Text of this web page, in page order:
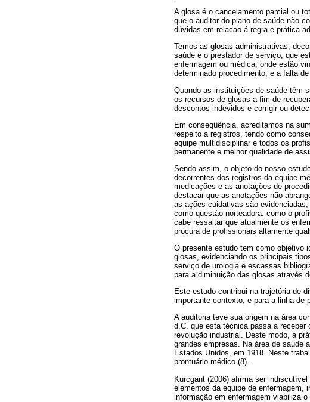
A glosa é o cancelamento parcial ou
que o auditor do plano de saúde não
dúvidas em relacao á regra e prática
Temos as glosas administrativas,
saúde e o prestador de serviço, que
enfermagem ou médica, onde estão
determinado procedimento, e a falta
Quando as instituições de saúde têm
os recursos de glosas a fim de
descontos indevidos e corrigir ou
Em conseqüência, acreditamos na
respeito a registros, tendo como
equipe multidisciplinar e todos os
permanente e melhor qualidade de
Sendo assim, o objeto do nosso
decorrentes dos registros da equipe
medicações e as anotações de
destacar que as anotações não
as ações cuidativas são
como questão norteadora: como o
cabe ressaltar que atualmente os
procura de profissionais altamente
O presente estudo tem como objetivo
glosas, evidenciando os principais
serviço de urologia e escassas
para a diminuição das glosas através
Este estudo contribui na trajetória de
importante contexto, e para a linha de
A auditoria teve sua origem na área
d.C. que esta técnica passa a receber
revolução industrial. Deste modo, a
grandes empresas. Na área de saúde
Estados Unidos, em 1918. Neste
prontuário médico (8).
Kurcgant (2006) afirma ser
elementos da equipe de
informação em enfermagem viabiliza